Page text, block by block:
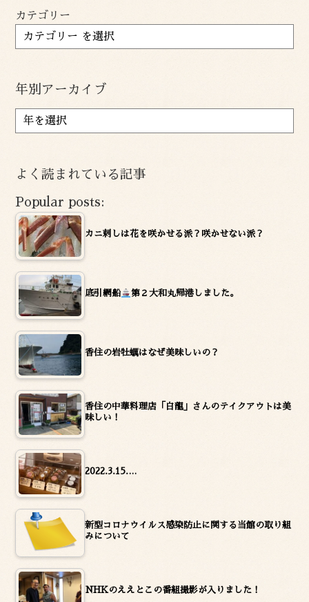
カテゴリー
年別アーカイブ
ア
ー
ブ
よく読まれている記事
Popular posts:
カニ刺しは花を咲かせる派？咲かせない派？
底引網船 第２大和丸帰港しました。
香住の岩牡蠣はなぜ美味しいの？
香住の中華料理店「白龍」さんのテイクアウトは美
味しい！
2022.3.15.…
新型コロナウイルス感染防止に関する当館の取り組
みについて
NHKのええとこの番組撮影が入りました！